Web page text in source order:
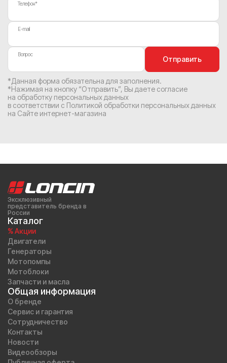
Телефон*
E-mail
Вопрос
Отправить
*Данная форма обязательна для заполнения.
*Нажимая на кнопку “Отправить”, Вы даете согласие
на обработку персональных данных
в соответствии с Политикой обработки персональных данных
на Сайте интернет-магазина
Эксклюзивный
представитель бренда в
России
Каталог
% Акции
Двигатели
Генераторы
Мотопомпы
Мотоблоки
Запчасти и масла
Общая информация
О бренде
Сервис и гарантия
Сотрудничество
Контакты
Новости
Видеообзоры